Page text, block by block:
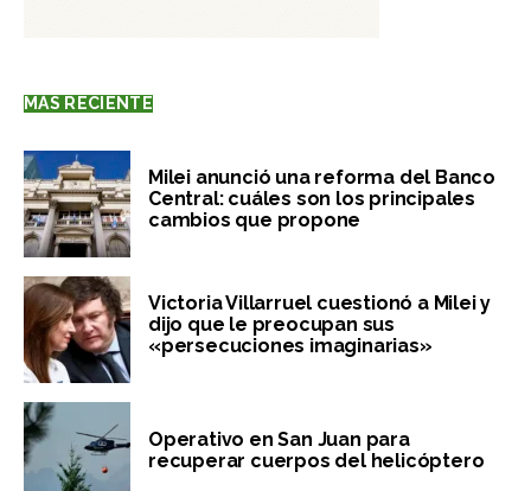
MÁS RECIENTE
Milei anunció una reforma del Banco
Central: cuáles son los principales
cambios que propone
Victoria Villarruel cuestionó a Milei y
dijo que le preocupan sus
«persecuciones imaginarias»
Operativo en San Juan para
recuperar cuerpos del helicóptero